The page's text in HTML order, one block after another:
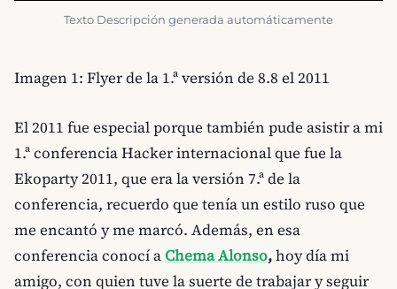
Texto Descripción generada automáticamente
Imagen 1: Flyer de la 1.ª versión de 8.8 el 2011
El 2011 fue especial porque también pude asistir a mi
1.ª conferencia Hacker internacional que fue la
Ekoparty 2011, que era la versión 7.ª de la
conferencia, recuerdo que tenía un estilo ruso que
me encantó y me marcó. Además, en esa
conferencia conocí aChema Alonso,hoy día mi
amigo, con quien tuve la suerte de trabajar y seguir